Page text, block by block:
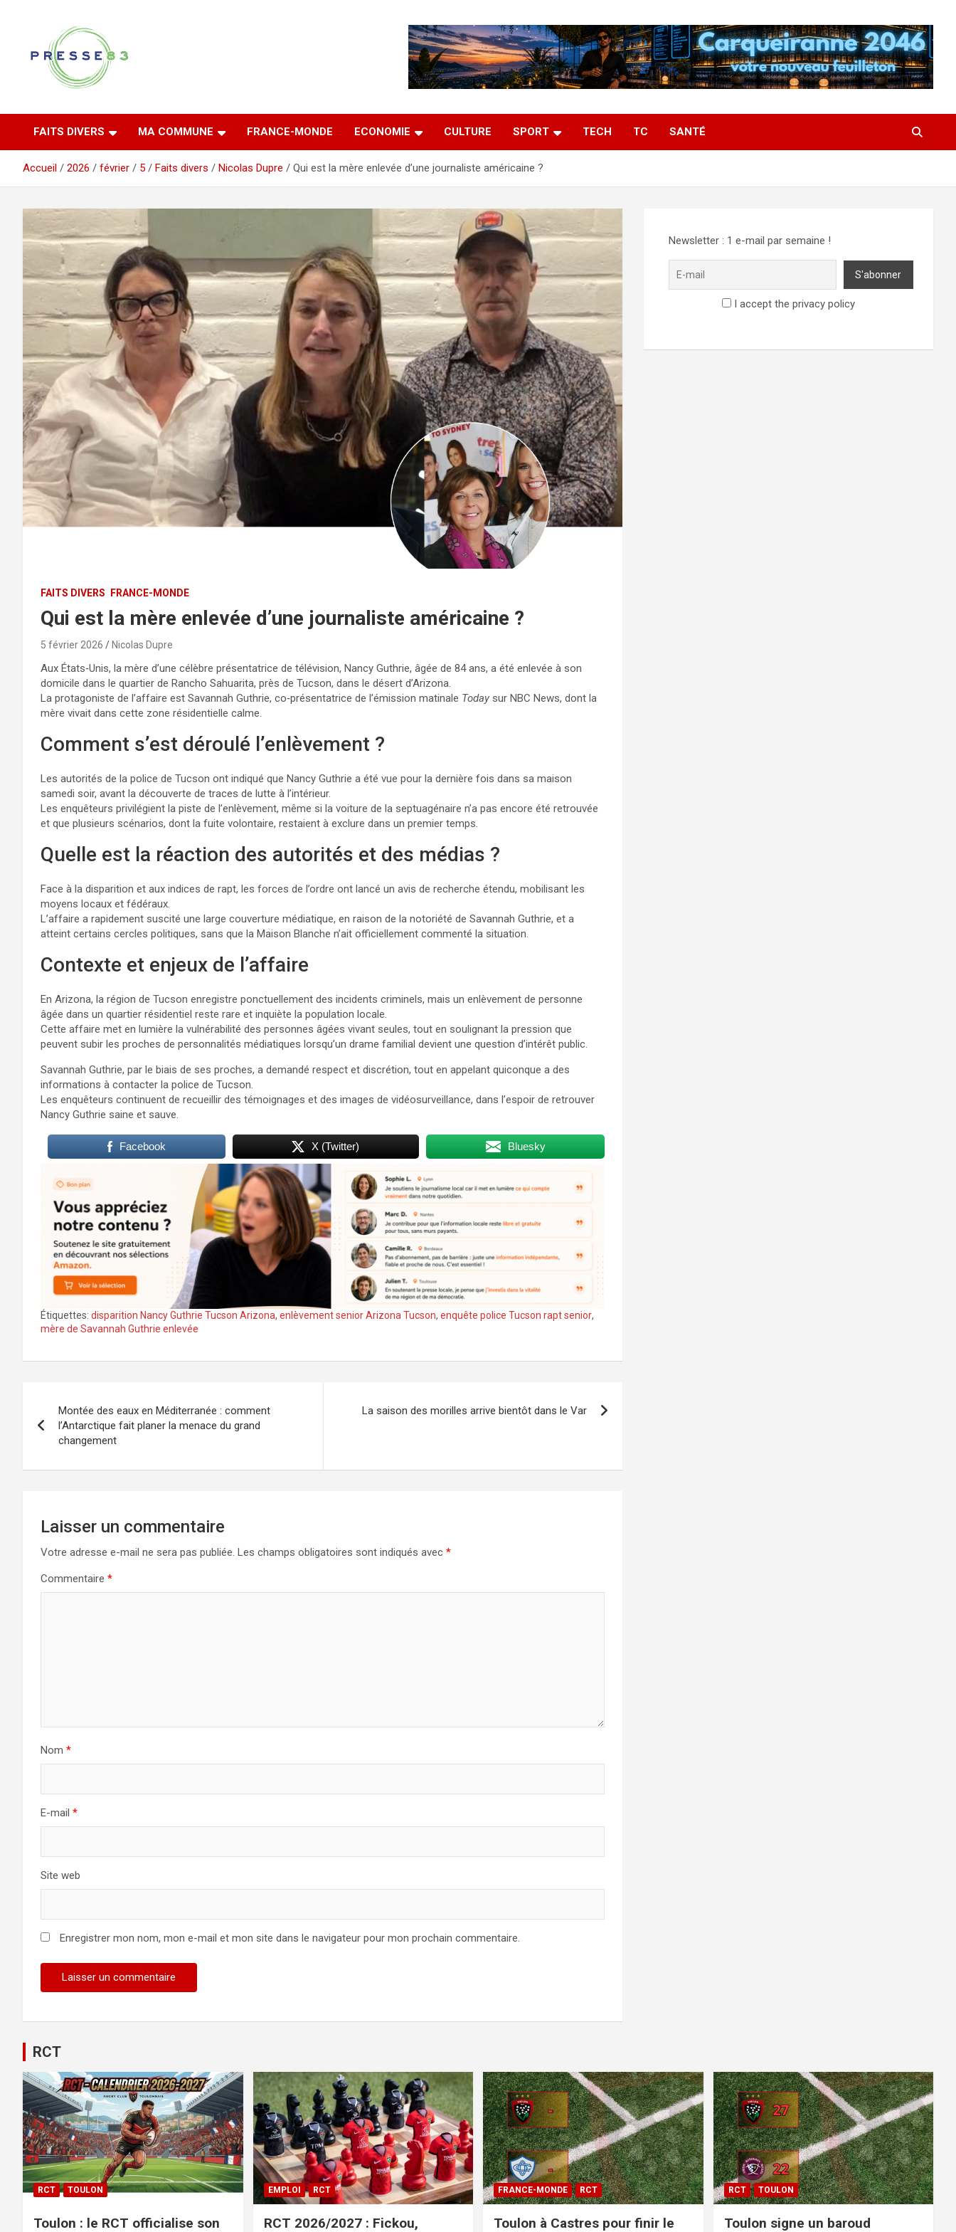
Presse 83
FAITS DIVERS MA COMMUNE FRANCE-MONDE ECONOMIE CULTURE SPORT TECH TC SANTÉ
Accueil 2026 février 5 Faits divers Nicolas Dupre Qui est la mère enlevée d’une journaliste américaine ?
FAITS DIVERS FRANCE-MONDE
Qui est la mère enlevée d’une journaliste américaine ?
5 février 2026 Nicolas Dupre
Aux États‑Unis, la mère d’une célèbre présentatrice de télévision, Nancy Guthrie, âgée de 84 ans, a été enlevée à son
domicile dans le quartier de Rancho Sahuarita, près de Tucson, dans le désert d’Arizona.
La protagoniste de l’affaire est Savannah Guthrie, co‑présentatrice de l’émission matinale Today sur NBC News, dont la
mère vivait dans cette zone résidentielle calme.
Comment s’est déroulé l’enlèvement ?
Les autorités de la police de Tucson ont indiqué que Nancy Guthrie a été vue pour la dernière fois dans sa maison
samedi soir, avant la découverte de traces de lutte à l’intérieur.
Les enquêteurs privilégient la piste de l’enlèvement, même si la voiture de la septuagénaire n’a pas encore été retrouvée
et que plusieurs scénarios, dont la fuite volontaire, restaient à exclure dans un premier temps.
Quelle est la réaction des autorités et des médias ?
Face à la disparition et aux indices de rapt, les forces de l’ordre ont lancé un avis de recherche étendu, mobilisant les
moyens locaux et fédéraux.
L’affaire a rapidement suscité une large couverture médiatique, en raison de la notoriété de Savannah Guthrie, et a
atteint certains cercles politiques, sans que la Maison Blanche n’ait officiellement commenté la situation.
Contexte et enjeux de l’affaire
En Arizona, la région de Tucson enregistre ponctuellement des incidents criminels, mais un enlèvement de personne
âgée dans un quartier résidentiel reste rare et inquiète la population locale.
Cette affaire met en lumière la vulnérabilité des personnes âgées vivant seules, tout en soulignant la pression que
peuvent subir les proches de personnalités médiatiques lorsqu’un drame familial devient une question d’intérêt public.
Savannah Guthrie, par le biais de ses proches, a demandé respect et discrétion, tout en appelant quiconque a des
informations à contacter la police de Tucson.
Les enquêteurs continuent de recueillir des témoignages et des images de vidéosurveillance, dans l’espoir de retrouver
Nancy Guthrie saine et sauve.
Facebook X (Twitter) Bluesky
Étiquettes: disparition Nancy Guthrie Tucson Arizona, enlèvement senior Arizona Tucson, enquête police Tucson rapt senior,
mère de Savannah Guthrie enlevée
de
l’article
Montée des eaux en Méditerranée : comment
l’Antarctique fait planer la menace du grand
changement
La saison des morilles arrive bientôt dans le Var
Laisser un commentaire
Votre adresse e-mail ne sera pas publiée. Les champs obligatoires sont indiqués avec *
Commentaire *
Nom *
E-mail *
Site web
Enregistrer mon nom, mon e-mail et mon site dans le navigateur pour mon prochain commentaire.
Newsletter : 1 e-mail par semaine !
I accept the privacy policy
RCT
RCT TOULON
Toulon : le RCT officialise son
EMPLOI RCT
RCT 2026/2027 : Fickou,
FRANCE-MONDE RCT
Toulon à Castres pour finir le
RCT TOULON
Toulon signe un baroud